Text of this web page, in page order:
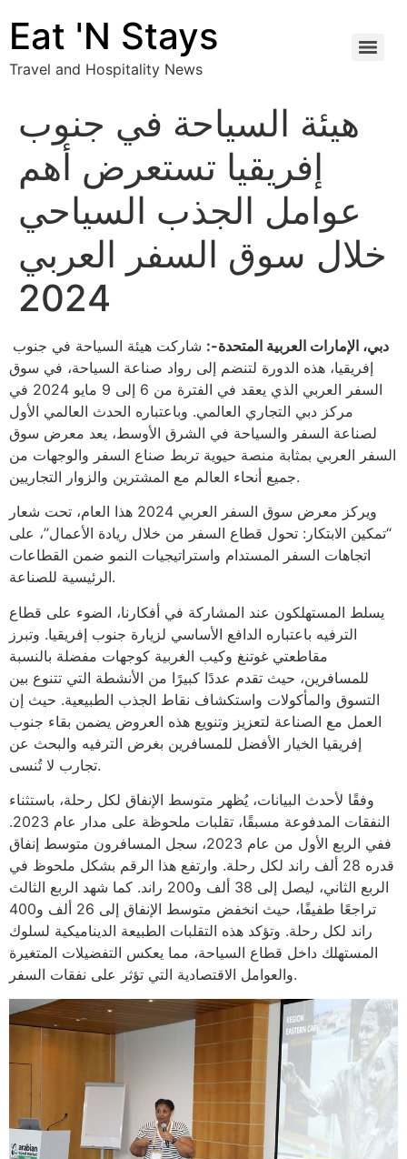
Eat 'N Stays
Travel and Hospitality News
هيئة السياحة في جنوب
إفريقيا تستعرض أهم
عوامل الجذب السياحي
خلال سوق السفر العربي
2024
دبي، الإمارات العربية المتحدة-: شاركت هيئة السياحة في جنوب
إفريقيا، هذه الدورة لتنضم إلى رواد صناعة السياحة، في سوق
السفر العربي الذي يعقد في الفترة من 6 إلى 9 مايو 2024 في
مركز دبي التجاري العالمي. وباعتباره الحدث العالمي الأول
لصناعة السفر والسياحة في الشرق الأوسط، يعد معرض سوق
السفر العربي بمثابة منصة حيوية تربط صناع السفر والوجهات من
جميع أنحاء العالم مع المشترين والزوار التجاريين.
ويركز معرض سوق السفر العربي 2024 هذا العام، تحت شعار
“تمكين الابتكار: تحول قطاع السفر من خلال ريادة الأعمال”، على
اتجاهات السفر المستدام واستراتيجيات النمو ضمن القطاعات
الرئيسية للصناعة.
يسلط المستهلكون عند المشاركة في أفكارنا، الضوء على قطاع
الترفيه باعتباره الدافع الأساسي لزيارة جنوب إفريقيا. وتبرز
مقاطعتي غوتنغ وكيب الغربية كوجهات مفضلة بالنسبة
للمسافرين، حيث تقدم عددًا كبيرًا من الأنشطة التي تتنوع بين
التسوق والمأكولات واستكشاف نقاط الجذب الطبيعية. حيث إن
العمل مع الصناعة لتعزيز وتنويع هذه العروض يضمن بقاء جنوب
إفريقيا الخيار الأفضل للمسافرين بغرض الترفيه والبحث عن
تجارب لا تُنسى.
وفقًا لأحدث البيانات، يُظهر متوسط الإنفاق لكل رحلة، باستثناء
النفقات المدفوعة مسبقًا، تقلبات ملحوظة على مدار عام 2023.
ففي الربع الأول من عام 2023، سجل المسافرون متوسط إنفاق
قدره 28 ألف راند لكل رحلة. وارتفع هذا الرقم بشكل ملحوظ في
الربع الثاني، ليصل إلى 38 ألف و200 راند. كما شهد الربع الثالث
تراجعًا طفيفًا، حيث انخفض متوسط الإنفاق إلى 26 ألف و400
راند لكل رحلة. وتؤكد هذه التقلبات الطبيعة الديناميكية لسلوك
المستهلك داخل قطاع السياحة، مما يعكس التفضيلات المتغيرة
والعوامل الاقتصادية التي تؤثر على نفقات السفر.